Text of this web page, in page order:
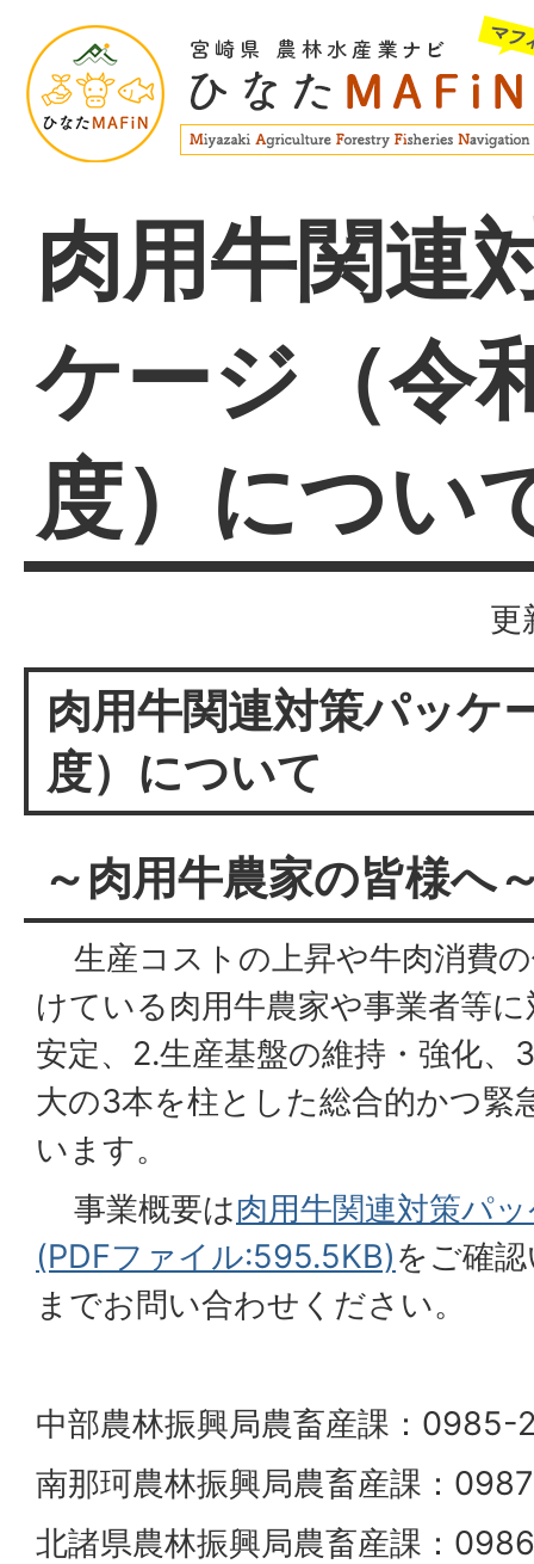
肉用牛関連
ケージ（令
度）につい
更
肉用牛関連対策パッケ
度）について
～肉用牛農家の皆様へ
生産コストの上昇や牛肉消費
けている肉用牛農家や事業者等
安定、2.生産基盤の維持・強化、
大の3本を柱とした総合的かつ緊
います。
事業概要は肉用牛関連対策パ
(PDFファイル:595.5KB)をご確
までお問い合わせください。
中部農林振興局農畜産課：
南那珂農林振興局農畜産課：
北諸県農林振興局農畜産課：